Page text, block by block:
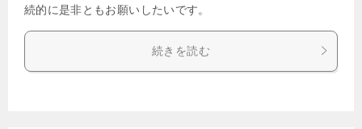
続的に是非ともお願いしたいです。
続きを読む